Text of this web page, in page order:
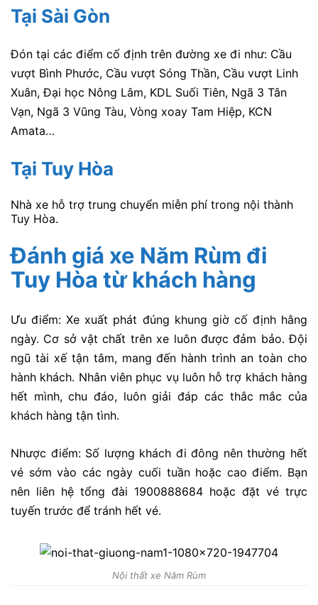
Tại Sài Gòn
Đón tại các điểm cố định trên đường xe đi như: Cầu
vượt Bình Phước, Cầu vượt Sóng Thần, Cầu vượt Linh
Xuân, Đại học Nông Lâm, KDL Suối Tiên, Ngã 3 Tân
Vạn, Ngã 3 Vũng Tàu, Vòng xoay Tam Hiệp, KCN
Amata…
Tại Tuy Hòa
Nhà xe hỗ trợ trung chuyển miễn phí trong nội thành
Tuy Hòa.
Đánh giá xe Năm Rùm đi
Tuy Hòa từ khách hàng
Ưu điểm: Xe xuất phát đúng khung giờ cố định hằng
ngày. Cơ sở vật chất trên xe luôn được đảm bảo. Đội
ngũ tài xế tận tâm, mang đến hành trình an toàn cho
hành khách. Nhân viên phục vụ luôn hỗ trợ khách hàng
hết mình, chu đáo, luôn giải đáp các thắc mắc của
khách hàng tận tình.
Nhược điểm: Số lượng khách đi đông nên thường hết
vé sớm vào các ngày cuối tuần hoặc cao điểm. Bạn
nên liên hệ tổng đài 1900888684 hoặc đặt vé trực
tuyến trước để tránh hết vé.
Nội thất xe Năm Rùm